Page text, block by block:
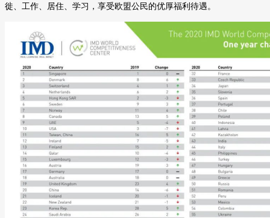
徙、工作、居住、学习，享受欧盟公民的优厚福利待遇。